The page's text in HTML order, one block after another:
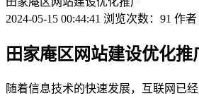
2024-05-15 00:44:41 浏览次数：91 作
田家庵区网站建设优化推
随着信息技术的快速发展，互联网已